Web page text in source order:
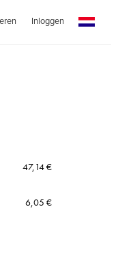
Inloggen
47,14 €
6,05 €